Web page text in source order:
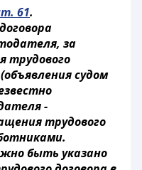
61.
за
трудового
судом
-
трудового
быть указано